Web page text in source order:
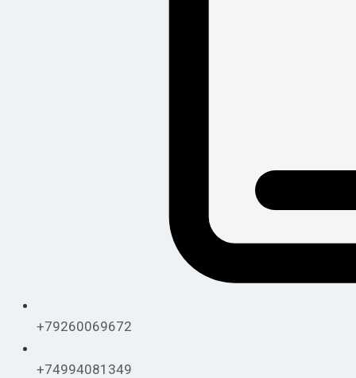
+79260069672
+74994081349